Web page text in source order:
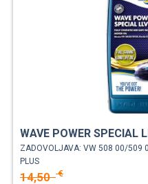
WAVE POWER SPECIAL
ZADOVOLJAVA: VW 508 00/509
PLUS
14,50€